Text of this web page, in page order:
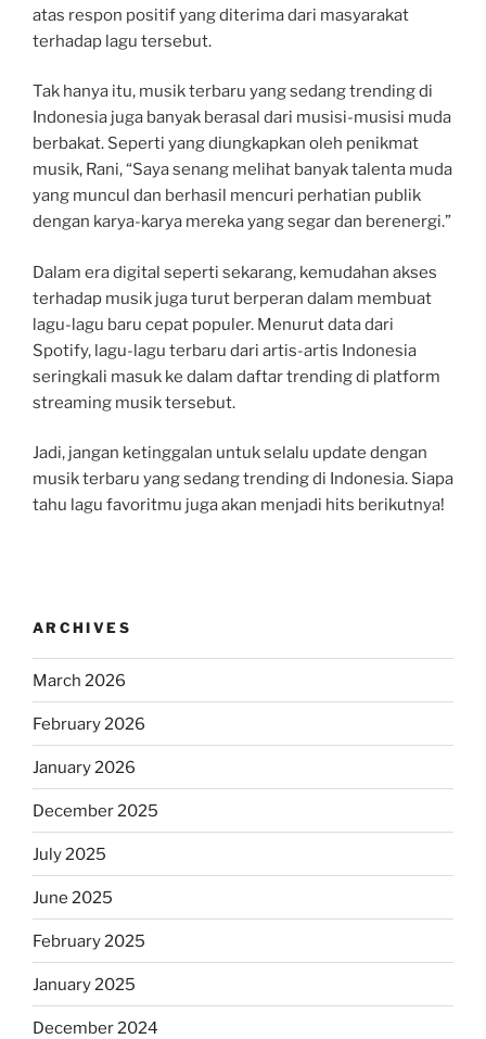
atas respon positif yang diterima dari masyarakat
terhadap lagu tersebut.
Tak hanya itu, musik terbaru yang sedang trending di
Indonesia juga banyak berasal dari musisi-musisi muda
berbakat. Seperti yang diungkapkan oleh penikmat
musik, Rani, “Saya senang melihat banyak talenta muda
yang muncul dan berhasil mencuri perhatian publik
dengan karya-karya mereka yang segar dan berenergi.”
Dalam era digital seperti sekarang, kemudahan akses
terhadap musik juga turut berperan dalam membuat
lagu-lagu baru cepat populer. Menurut data dari
Spotify, lagu-lagu terbaru dari artis-artis Indonesia
seringkali masuk ke dalam daftar trending di platform
streaming musik tersebut.
Jadi, jangan ketinggalan untuk selalu update dengan
musik terbaru yang sedang trending di Indonesia. Siapa
tahu lagu favoritmu juga akan menjadi hits berikutnya!
ARCHIVES
March 2026
February 2026
January 2026
December 2025
July 2025
June 2025
February 2025
January 2025
December 2024